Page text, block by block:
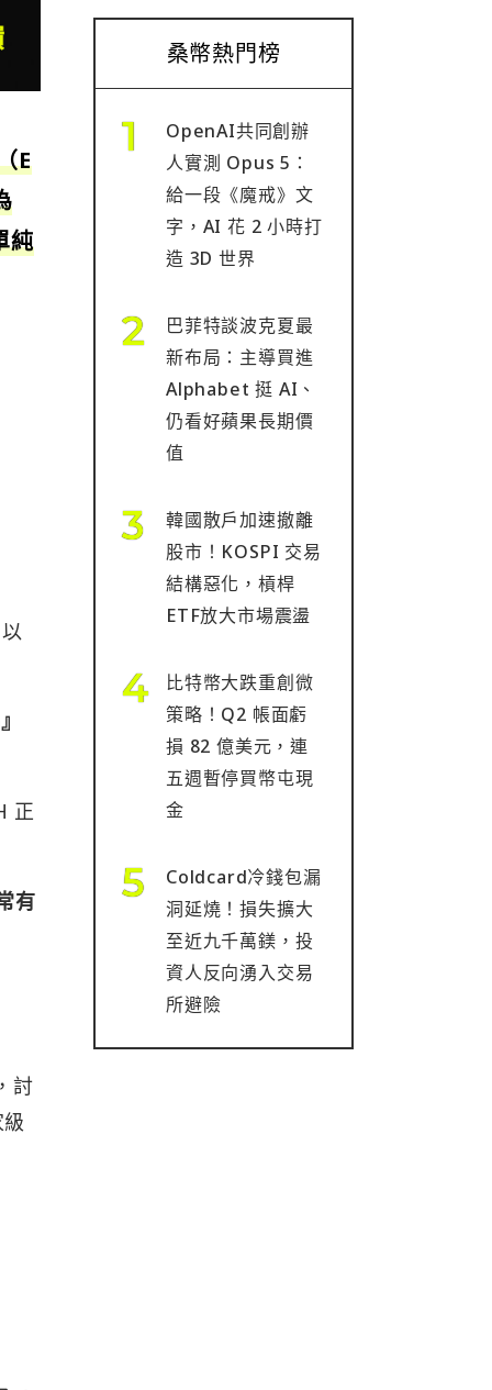
E
純
正
有
討
桑幣熱門榜
OpenAI共同創辦
人實測 Opus 5：
給一段《魔戒》文
字，AI 花 2 小時打
造 3D 世界
巴菲特談波克夏最
新布局：主導買進
Alphabet 挺 AI、
仍看好蘋果長期價
值
韓國散戶加速撤離
股市！KOSPI 交易
結構惡化，槓桿
ETF放大市場震盪
比特幣大跌重創微
策略！Q2 帳面虧
損 82 億美元，連
五週暫停買幣屯現
金
Coldcard冷錢包漏
洞延燒！損失擴大
至近九千萬鎂，投
資人反向湧入交易
所避險